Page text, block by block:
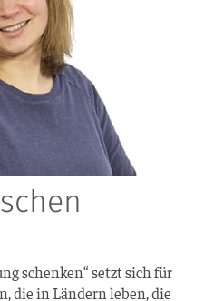
schen­ken“ setzt sich für
die in Län­dern leben, die